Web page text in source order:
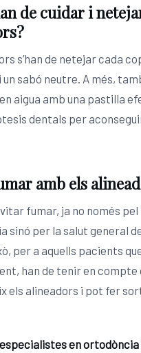
de cuidar i
s’han de netejar cada
un sabó neutre. A més,
aigua amb una pastilla
dentals per
amb els
fumar, ja no només
sinó per la salut general
per a aquells pacients
han de tenir en compte
els alineadors i pot fer
en